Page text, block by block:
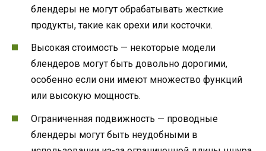
блендеры не могут обрабатывать жесткие
продукты, такие как орехи или косточки.
Высокая стоимость — некоторые модели
блендеров могут быть довольно дорогими,
особенно если они имеют множество функций
или высокую мощность.
Ограниченная подвижность — проводные
блендеры могут быть неудобными в